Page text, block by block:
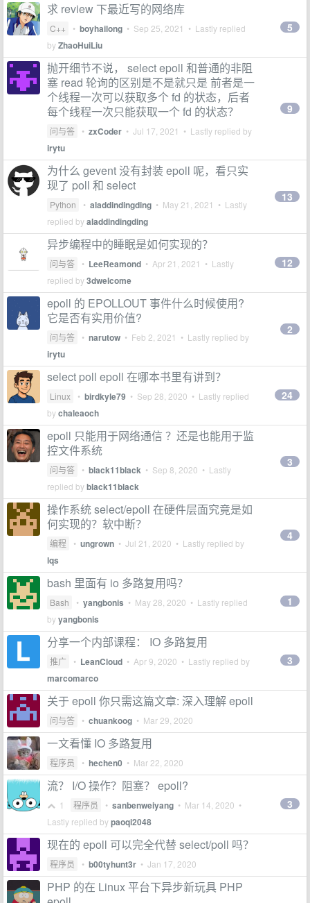
求 review 下最近写的网络库
C++ • boyhailong • Sep 25, 2021 • Lastly replied
byZhaoHuiLiu
5
抛开细节不说， select epoll 和普通的非阻
塞 read 轮询的区别是不是就只是 前者是一
个线程一次可以获取多个 fd 的状态，后者
每个线程一次只能获取一个 fd 的状态？
问与答 • zxCoder • Jul 17, 2021 • Lastly replied by
irytu
9
为什么 gevent 没有封装 epoll 呢，看只实
现了 poll 和 select
Python • aladdindingding • May 21, 2021 • Lastly
replied byaladdindingding
13
异步编程中的睡眠是如何实现的？
问与答 • LeeReamond • Apr 21, 2021 • Lastly
replied by3dwelcome
12
epoll 的 EPOLLOUT 事件什么时候使用?
它是否有实用价值?
问与答 • narutow • Feb 2, 2021 • Lastly replied by
irytu
2
select poll epoll 在哪本书里有讲到？
Linux • birdkyle79 • Sep 28, 2020 • Lastly replied
bychaleaoch
24
epoll 只能用于网络通信 ？还是也能用于监
控文件系统
问与答 • black11black • Sep 8, 2020 • Lastly
replied byblack11black
3
操作系统 select/epoll 在硬件层面究竟是如
何实现的？软中断？
编程 • ungrown • Jul 21, 2020 • Lastly replied by
lqs
4
bash 里面有 io 多路复用吗？
Bash • yangbonis • May 28, 2020 • Lastly replied
byyangbonis
1
分享一个内部课程： IO 多路复用
推广 • LeanCloud • Apr 9, 2020 • Lastly replied by
marcomarco
3
关于 epoll 你只需这篇文章: 深入理解 epoll
问与答 • chuankoog • Mar 29, 2020
一文看懂 IO 多路复用
程序员 • hechen0 • Mar 22, 2020
流？ I/O 操作？阻塞？ epoll?
1 程序员 • sanbenweiyang • Mar 14, 2020 •
Lastly replied bypaoqi2048
3
现在的 epoll 可以完全代替 select/poll 吗？
程序员 • b00tyhunt3r • Jan 17, 2020
PHP 的在 Linux 平台下异步新玩具 PHP